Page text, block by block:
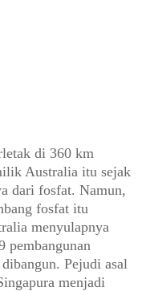
di 360 km
Australia itu sejak
dari fosfat. Namun,
fosfat itu
menyulapnya
pembangunan
Pejudi asal
menjadi